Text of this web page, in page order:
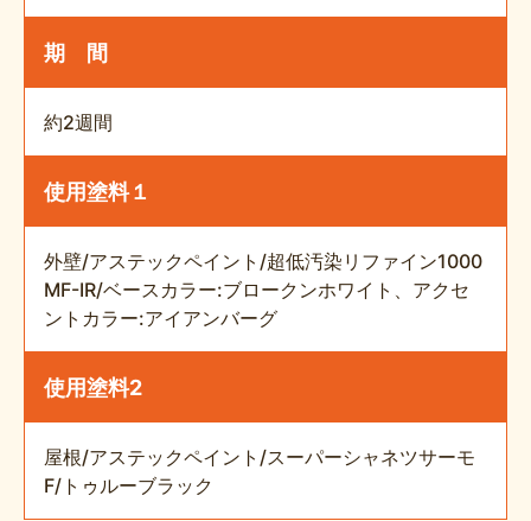
期 間
約2週間
使用塗料１
外壁/アステックペイント/超低汚染リファイン1000
MF-IR/ベースカラー:ブロークンホワイト、アクセ
ントカラー:アイアンバーグ
使用塗料2
屋根/アステックペイント/スーパーシャネツサーモ
F/トゥルーブラック